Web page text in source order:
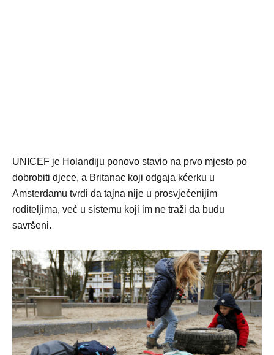
UNICEF je Holandiju ponovo stavio na prvo mjesto po
dobrobiti djece, a Britanac koji odgaja kćerku u
Amsterdamu tvrdi da tajna nije u prosvjećenijim
roditeljima, već u sistemu koji im ne traži da budu
savršeni.